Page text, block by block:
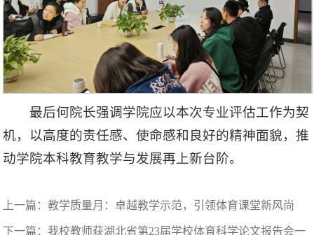
最后何院长强调学院应以本次专业评估工作为契
机，以高度的责任感、使命感和良好的精神面貌，推
动学院本科教育教学与发展再上新台阶。
上一篇：教学质量月：卓越教学示范，引领体育课堂新风尚
下一篇：我校教师获湖北省第23届学校体育科学论文报告会一